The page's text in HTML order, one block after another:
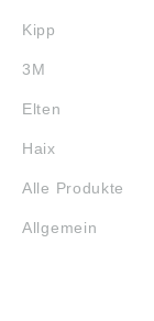
Kipp
3M
Elten
Haix
Alle Produkte
Allgemein